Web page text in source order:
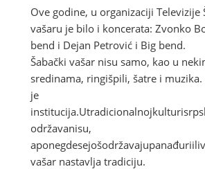
Ove godine, u organizaciji Televizije
vašaru je bilo i koncerata: Zvonko
bend i Dejan Petrović i Big bend.
Šabački vašar nisu samo, kao u
sredinama, ringišpili, šatre i muzika.
je
održavanisu,
vašar nastavlja tradiciju.